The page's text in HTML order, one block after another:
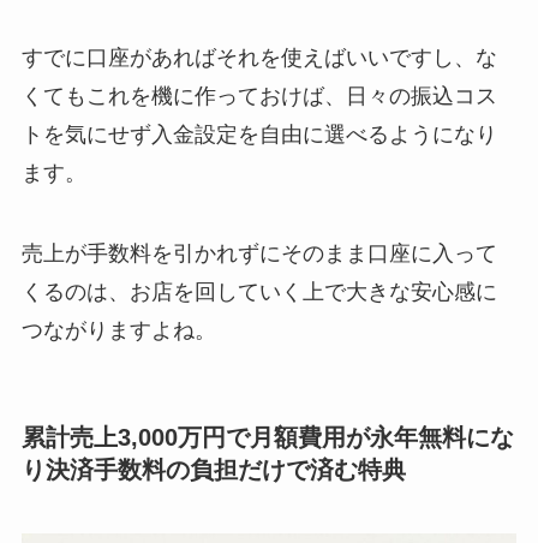
すでに口座があればそれを使えばいいですし、な
くてもこれを機に作っておけば、日々の振込コス
トを気にせず入金設定を自由に選べるようになり
ます。
売上が手数料を引かれずにそのまま口座に入って
くるのは、お店を回していく上で大きな安心感に
つながりますよね。
累計売上3,000万円で月額費用が永年無料にな
り決済手数料の負担だけで済む特典